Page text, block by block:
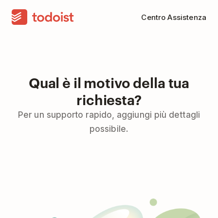
Centro Assistenza
Qual è il motivo della tua
richiesta?
Per un supporto rapido, aggiungi più dettagli
possibile.